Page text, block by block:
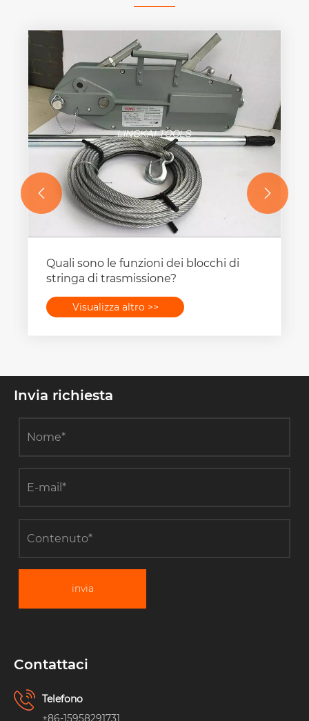
Quali sono le funzioni dei blocchi di
stringa di trasmissione?
Visualizza altro >>
 
Invia richiesta
invia
Contattaci
Telefono
+86-15958291731